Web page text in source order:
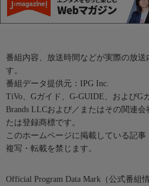
番組内容、放送時間などが実際の放
す。
番組データ提供元：IPG Inc.
TiVo、Gガイド、G-GUIDE、およびG
Brands LLCおよび／またはその関連
たは登録商標です。
このホームページに掲載している記
複写・転載を禁じます。
Official Program Data Mark（公式番組